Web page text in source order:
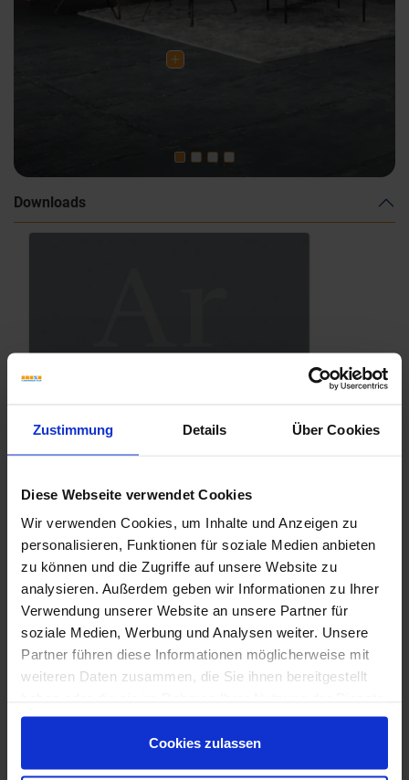
Zustimmung Details Über Cookies
Diese Webseite verwendet Cookies
Wir verwenden Cookies, um Inhalte und Anzeigen zu
personalisieren, Funktionen für soziale Medien anbieten
zu können und die Zugriffe auf unsere Website zu
analysieren. Außerdem geben wir Informationen zu Ihrer
Verwendung unserer Website an unsere Partner für
soziale Medien, Werbung und Analysen weiter. Unsere
Partner führen diese Informationen möglicherweise mit
weiteren Daten zusammen, die Sie ihnen bereitgestellt
gesammelt haben.
Cookies zulassen
Downloads
La Fabbrica AVA - Artile - Katalog